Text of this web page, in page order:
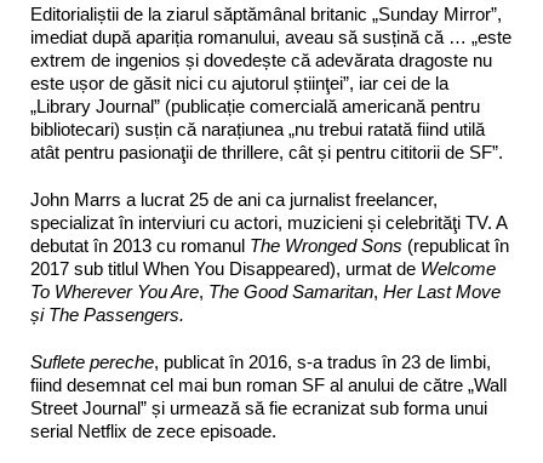
Editorialiștii de la ziarul săptămânal britanic „Sunday Mirror”,
imediat după apariția romanului, aveau să susțină că … „este
extrem de ingenios și dovedește că adevărata dragoste nu
este ușor de găsit nici cu ajutorul știinţei”, iar cei de la
„Library Journal” (publicație comercială americană pentru
bibliotecari) susțin că narațiunea „nu trebui ratată fiind utilă
atât pentru pasionaţii de thrillere, cât și pentru cititorii de SF”.
John Marrs a lucrat 25 de ani ca jurnalist freelancer,
specializat în interviuri cu actori, muzicieni și celebrităţi TV. A
debutat în 2013 cu romanul The Wronged Sons (republicat în
2017 sub titlul When You Disappeared), urmat de Welcome
To Wherever You Are, The Good Samaritan, Her Last Move
și The Passengers.
Suflete pereche, publicat în 2016, s-a tradus în 23 de limbi,
fiind desemnat cel mai bun roman SF al anului de către „Wall
Street Journal” și urmează să fie ecranizat sub forma unui
serial Netflix de zece episoade.